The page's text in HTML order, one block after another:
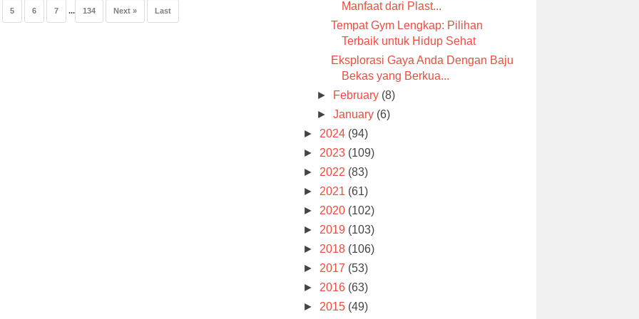
5 6 7 ... 134 Next » Last
Manfaat dari Plast...
Tempat Gym Lengkap: Pilihan
Terbaik untuk Hidup Sehat
Eksplorasi Gaya Anda Dengan Baju
Bekas yang Berkua...
►
February (8)
►January (6)
► 2024 (94)
► 2023 (109)
► 2022 (83)
► 2021 (61)
► 2020 (102)
► 2019 (103)
► 2018 (106)
► 2017 (53)
► 2016 (63)
► 2015 (49)